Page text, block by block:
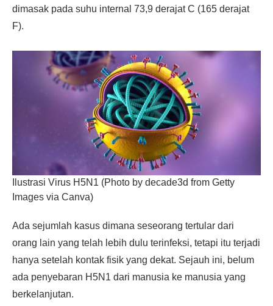
dimasak pada suhu internal 73,9 derajat C (165 derajat
F).
Ilustrasi Virus H5N1 (Photo by decade3d from Getty
Images via Canva)
Ada sejumlah kasus dimana seseorang tertular dari
orang lain yang telah lebih dulu terinfeksi, tetapi itu terjadi
hanya setelah kontak fisik yang dekat. Sejauh ini, belum
ada penyebaran H5N1 dari manusia ke manusia yang
berkelanjutan.